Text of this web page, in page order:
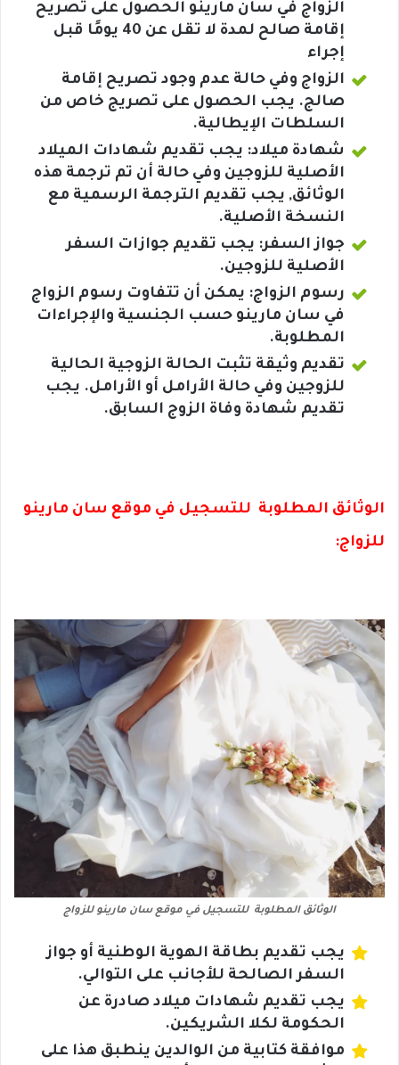
الزواج في سان مارينو الحصول على تصريح
إقامة صالح لمدة لا تقل عن 40 يومًا قبل
إجراء
الزواج وفي حالة عدم وجود تصريح إقامة
صالج. يجب الحصول على تصريج خاص من
السلطات الإيطالية.
شهادة ميلاد: يجب تقديم شهادات الميلاد
الأصلية للزوجين وفي حالة أن تم ترجمة هذه
الوثائق, يجب تقديم الترجمة الرسمية مع
النسخة الأصلية.
جواز السفر: يجب تقديم جوازات السفر
الأصلية للزوجين.
رسوم الزواج: يمكن أن تتفاوت رسوم الزواج
في سان مارينو حسب الجنسية والإجراءات
المطلوبة.
تقديم وثيقة تثبت الحالة الزوجية الحالية
للزوجين وفي حالة الأرامل أو الأرامل. يجب
تقديم شهادة وفاة الزوج السابق.
الوثائق المطلوبة للتسجيل في موقع سان مارينو
للزواج:
الوثائق المطلوبة للتسجيل في موقع سان مارينو للزواج
يجب تقديم بطاقة الهوية الوطنية أو جواز
السفر الصالحة للأجانب على التوالي.
يجب تقديم شهادات ميلاد صادرة عن
الحكومة لكلا الشريكين.
موافقة كتابية من الوالدين ينطبق هذا على